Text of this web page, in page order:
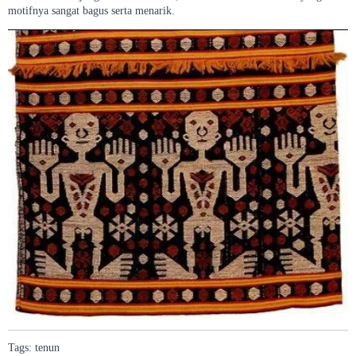
motifnya sangat bagus serta menarik.
Tags: tenun